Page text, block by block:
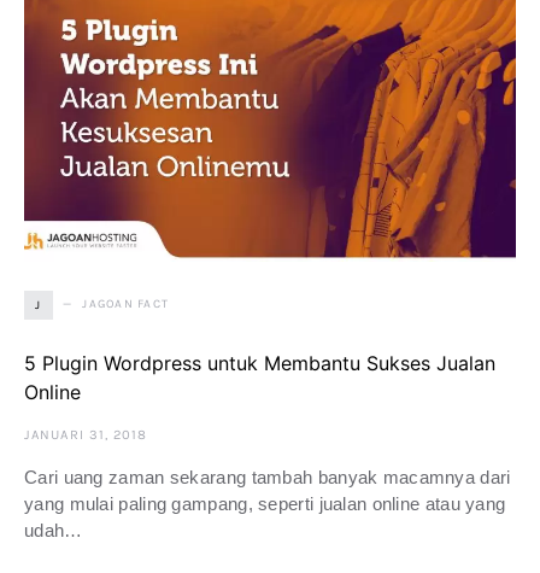
J JAGOAN FACT
5 Plugin Wordpress untuk Membantu Sukses Jualan
Online
JANUARI 31, 2018
Cari uang zaman sekarang tambah banyak macamnya dari
yang mulai paling gampang, seperti jualan online atau yang
udah…